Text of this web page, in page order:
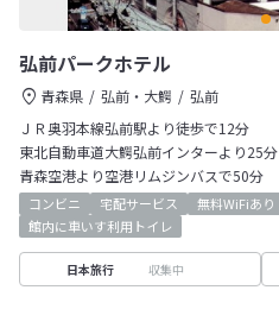
弘前パークホテル
青森県 弘前・大鰐
弘前
ＪＲ奥羽本線弘前駅より徒歩で12分
東北自動車道大鰐弘前インターより25分
青森空港より空港リムジンバスで50分
コンビニ 宅配サービス 無料WiFiあり
館内に車いす利用トイレ
日本旅行 収集中